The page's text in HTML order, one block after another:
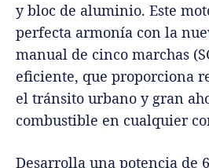
y bloc de aluminio. Este
perfecta armonía con la
manual de cinco marchas
eficiente, que proporciona
el tránsito urbano y gran
combustible en cualquier
Desarrolla una potencia de